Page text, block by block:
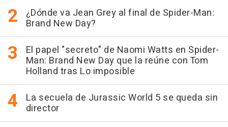
¿Dónde va Jean Grey al final de Spider-Man:
Brand New Day?
El papel "secreto" de Naomi Watts en Spider-
Man: Brand New Day que la reúne con Tom
Holland tras Lo imposible
La secuela de Jurassic World 5 se queda sin
director